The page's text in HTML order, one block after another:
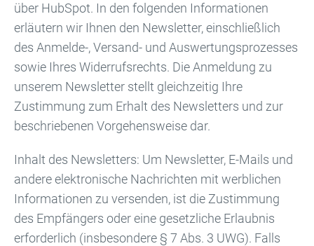
über HubSpot. In den folgenden Informationen
erläutern wir Ihnen den Newsletter, einschließlich
des Anmelde-, Versand- und Auswertungsprozesses
sowie Ihres Widerrufsrechts. Die Anmeldung zu
unserem Newsletter stellt gleichzeitig Ihre
Zustimmung zum Erhalt des Newsletters und zur
beschriebenen Vorgehensweise dar.
Inhalt des Newsletters: Um Newsletter, E-Mails und
andere elektronische Nachrichten mit werblichen
Informationen zu versenden, ist die Zustimmung
des Empfängers oder eine gesetzliche Erlaubnis
erforderlich (insbesondere § 7 Abs. 3 UWG). Falls